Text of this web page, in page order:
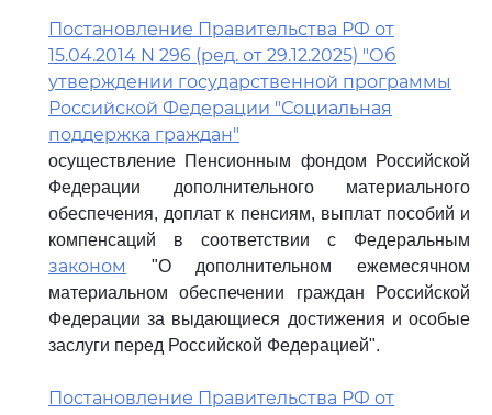
Постановление Правительства РФ от
15.04.2014 N 296 (ред. от 29.12.2025) "Об
утверждении государственной программы
Российской Федерации "Социальная
поддержка граждан"
осуществление Пенсионным фондом Российской
Федерации дополнительного материального
обеспечения, доплат к пенсиям, выплат пособий и
компенсаций в соответствии с Федеральным
законом
"О дополнительном ежемесячном
материальном обеспечении граждан Российской
Федерации за выдающиеся достижения и особые
заслуги перед Российской Федерацией".
Постановление Правительства РФ от